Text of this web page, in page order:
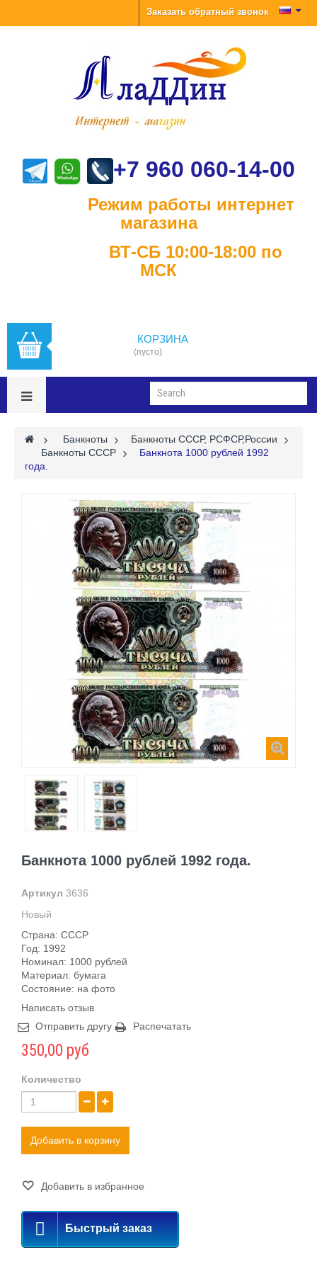
Заказать обратный звонок
+7 960 060-14-00
Режим работы интернет
магазина
ВТ-СБ 10:00-18:00 по
МСК
КОРЗИНА
(пусто)
> Банкноты >
Банкноты СССР, РСФСР,России
Банкноты СССР >
Банкнота 1000 рублей 1992
года.
Банкнота 1000 рублей 1992 года.
Артикул 3636
Новый
Страна: СССР
Год: 1992
Номинал: 1000 рублей
Материал: бумага
Состояние: на фото
Написать отзыв
Отправить другу
Распечатать
350,00 руб
Количество
Добавить в корзину
Добавить в избранное
Быстрый заказ